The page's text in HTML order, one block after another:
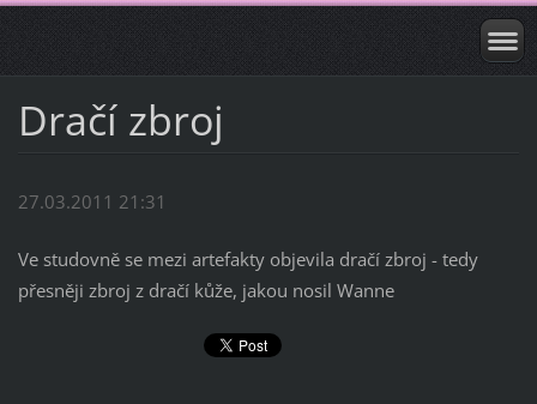
Dračí zbroj
27.03.2011 21:31
Ve studovně se mezi artefakty objevila dračí zbroj - tedy
přesněji zbroj z dračí kůže, jakou nosil Wanne